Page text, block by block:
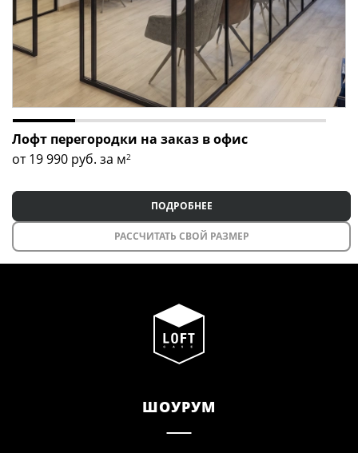
Лофт перегородки на заказ в офис
от 19 990 руб. за м2
ПОДРОБНЕЕ
РАССЧИТАТЬ СВОЙ РАЗМЕР
ШОУРУМ